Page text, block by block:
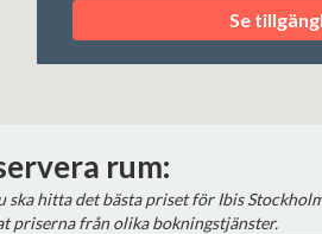
Se
rum:
ska hitta det bästa priset för Ibis
priserna från olika bokningstjänster.